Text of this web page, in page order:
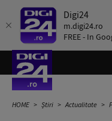
Digi24
m.digi24.ro
FREE - In
HOME Știri Actualitate